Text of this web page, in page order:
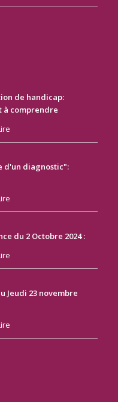
de handicap:
à comprendre
d'un diagnostic":
du 2 Octobre 2024 :
Jeudi 23 novembre